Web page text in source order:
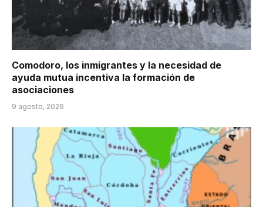
Comodoro, los inmigrantes y la necesidad de
ayuda mutua incentiva la formación de
asociaciones
9 agosto, 2026